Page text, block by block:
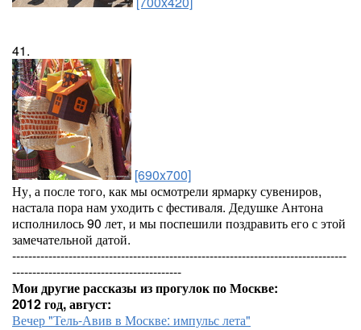
41.
[690x700]
Ну, а после того, как мы осмотрели ярмарку сувениров,
настала пора нам уходить с фестиваля. Дедушке Антона
исполнилось 90 лет, и мы поспешили поздравить его с этой
замечательной датой.
-----------------------------------------------------------------------------------
------------------------------------------
Мои другие рассказы из прогулок по Москве:
2012 год, август:
Вечер "Тель-Авив в Москве: импульс лета"